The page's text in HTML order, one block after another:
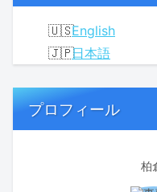
English
日本語
プロフィール
柏